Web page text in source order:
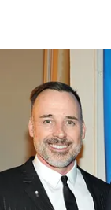
NEWS
FOTO
CONCORSI
EVENTI